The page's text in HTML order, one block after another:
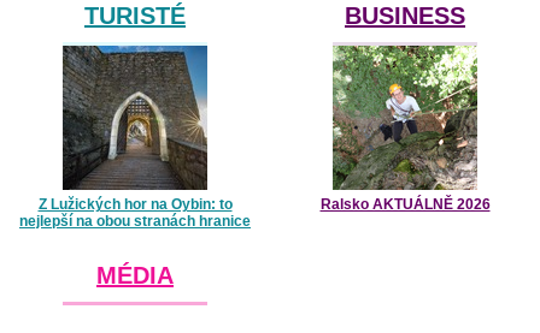
TURISTÉ
Z Lužických hor na Oybin: to
nejlepší na obou stranách hranice
BUSINESS
Ralsko AKTUÁLNĚ 2026
MÉDIA